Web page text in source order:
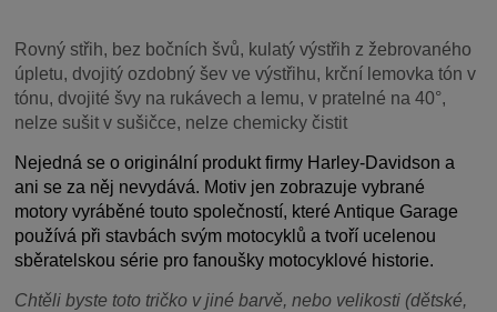
Rovný střih, bez bočních švů, kulatý výstřih z žebrovaného
úpletu, dvojitý ozdobný šev ve výstřihu, krční lemovka tón v
tónu, dvojité švy na rukávech a lemu, v pratelné na 40°,
nelze sušit v sušičce, nelze chemicky čistit
Nejedná se o originální produkt firmy Harley-Davidson a
ani se za něj nevydává. Motiv jen zobrazuje vybrané
motory vyráběné touto společností, které Antique Garage
používá při stavbách svým motocyklů a tvoří ucelenou
sběratelskou série pro fanoušky motocyklové historie.
Chtěli byste toto tričko v jiné barvě, nebo velikosti (dětské,